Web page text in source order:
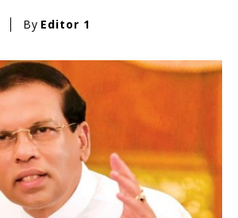
By Editor 1